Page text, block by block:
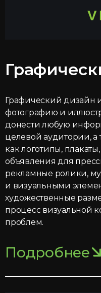
Графический дизайн
фотографию и
донести любую
целевой аудитории, а
как логотипы,
объявления для
рекламные ролики,
и визуальными
художественные
процесс визуальной
проблем.
Подробнее